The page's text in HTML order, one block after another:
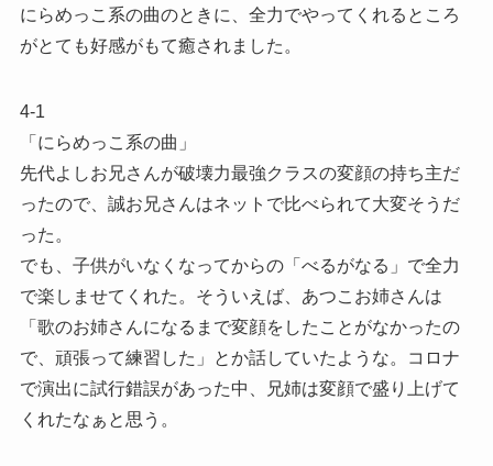
にらめっこ系の曲のときに、全力でやってくれるところ
がとても好感がもて癒されました。
4-1
「にらめっこ系の曲」
先代よしお兄さんが破壊力最強クラスの変顔の持ち主だ
ったので、誠お兄さんはネットで比べられて大変そうだ
った。
でも、子供がいなくなってからの「べるがなる」で全力
で楽しませてくれた。そういえば、あつこお姉さんは
「歌のお姉さんになるまで変顔をしたことがなかったの
で、頑張って練習した」とか話していたような。コロナ
で演出に試行錯誤があった中、兄姉は変顔で盛り上げて
くれたなぁと思う。